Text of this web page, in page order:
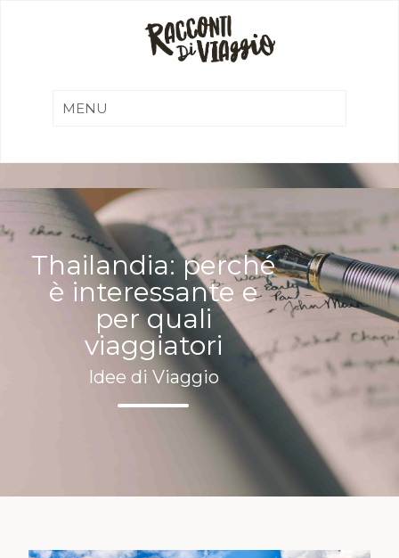
Thailandia: perché
è interessante e
per quali
viaggiatori
Idee di Viaggio